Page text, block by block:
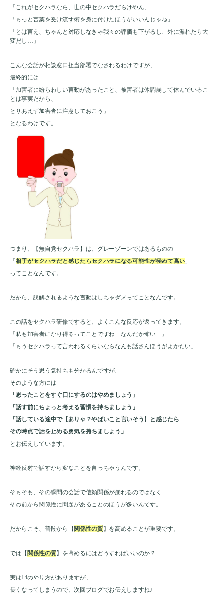
「これがセクハラなら、世の中セクハラだらけやん」
「もっと言葉を受け流す術を身に付けたほうがいいんじゃね」
「とは言え、ちゃんと対応しなきゃ我々の評価も下がるし、外に漏れたら大
変だし…」
こんな会話が相談窓口担当部署でなされるわけですが、
最終的には
「加害者に紛らわしい言動があったこと、被害者は体調崩して休んでいるこ
とは事実だから、
とりあえず加害者に注意しておこう」
となるわけです。
つまり、【無自覚セクハラ】は、グレーゾーンではあるものの
「 相手がセクハラだと感じたらセクハラになる可能性が極めて高い 」
ってことなんです。
だから、誤解されるような言動はしちゃダメってことなんです。
この話をセクハラ研修ですると、よくこんな反応が返ってきます。
「私も加害者になり得るってことですね…なんだか怖い…」
「もうセクハラって言われるくらいならなんも話さんほうがよかたい」
確かにそう思う気持ちも分かるんですが、
そのような方には
「思ったことをすぐ口にするのはやめましょう」
「話す前にちょっと考える習慣を持ちましょう」
「話している途中で【ありゃ？やばいこと言いそう】と感じたら
その時点で話を止める勇気を持ちましょう」
とお伝えしています。
神経反射で話すから変なことを言っちゃうんです。
そもそも、その瞬間の会話で信頼関係が崩れるのではなく
その前から関係性に問題があることのほうが多いんです。
だからこそ、普段から【 関係性の質】を高めることが重要です。
では【 関係性の質】を高めるにはどうすればいいのか？
実は14のやり方がありますが、
長くなってしまうので、次回ブログでお伝えしますね♪